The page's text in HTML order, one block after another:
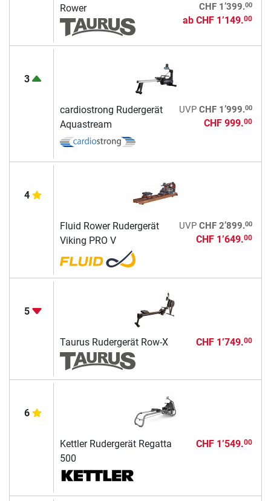
Rower
CHF 1’399.00
ab CHF 1’149.00
3
cardiostrong Rudergerät
Aquastream
UVP CHF 1’999.00
CHF 999.00
4
Fluid Rower Rudergerät
Viking PRO V
UVP CHF 2’899.00
CHF 1’649.00
5
Taurus Rudergerät Row-X CHF 1’749.00
6
Kettler Rudergerät Regatta
500
CHF 1’549.00